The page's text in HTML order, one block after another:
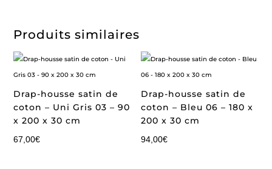
Produits similaires
Drap-housse satin de
coton – Uni Gris 03 – 90
x 200 x 30 cm
67,00€
Drap-housse satin de
coton – Bleu 06 – 180 x
200 x 30 cm
94,00€